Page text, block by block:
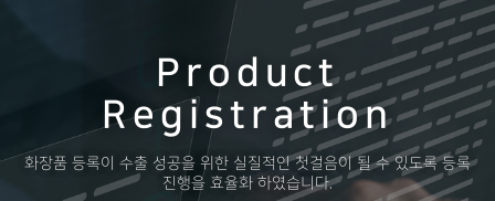
Product
Registration
화장품 등록이 수출 성공을 위한 실질적인첫걸음이 될 수 있도록 등록
진행을 효율화 하였습니다.